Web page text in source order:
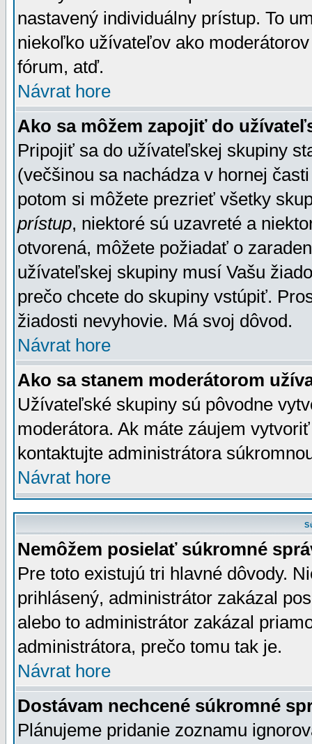
nastavený individuálny prístup. To
niekoľko užívateľov ako
fórum, atď.
Návrat hore
Ako sa môžem zapojiť do
Pripojiť sa do užívateľskej skupiny
(večšinou sa nachádza v hornej
potom si môžete prezrieť všetky
prístup, niektoré sú uzavreté a
otvorená, môžete požiadať o
užívateľskej skupiny musí Vašu
prečo chcete do skupiny vstúpiť.
žiadosti nevyhovie. Má svoj dôvod.
Návrat hore
Ako sa stanem moderátorom
Užívateľské skupiny sú pôvodne
moderátora. Ak máte záujem
kontaktujte administrátora
Návrat hore
Nemôžem posielať súkromné
Pre toto existujú tri hlavné dôvody.
prihlásený, administrátor zakázal
alebo to administrátor zakázal
administrátora, prečo tomu tak je.
Návrat hore
Dostávam nechcené súkromné
Plánujeme pridanie zoznamu